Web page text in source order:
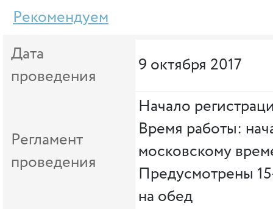
Рекомендуем
Дата
проведения
9 октября 2017
Регламент
проведения
Начало
Время работы:
московскому
Предусмотрены
на обед